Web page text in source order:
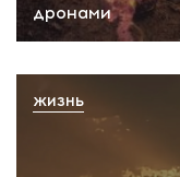
дронами
ЖИЗНЬ